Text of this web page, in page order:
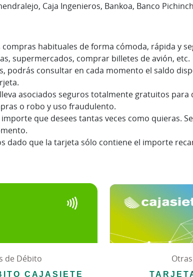
Caja Ingenieros, Bankoa, Banco
habituales de forma cómoda, rápida y
supermercados, comprar billetes de avión, etc.
podrás consultar en cada momento el saldo
asociados seguros totalmente gratuitos
o robo y uso fraudulento.
que desees tantas veces como quieras.
dado que la tarjeta sólo contiene el importe
de Débito
CAJASIETE